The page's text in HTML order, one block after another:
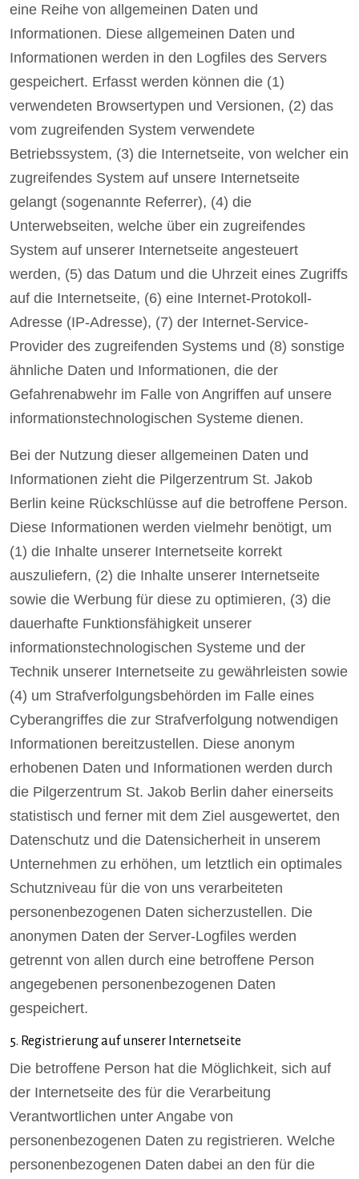
eine Reihe von allgemeinen Daten und
Informationen. Diese allgemeinen Daten und
Informationen werden in den Logfiles des Servers
gespeichert. Erfasst werden können die (1)
verwendeten Browsertypen und Versionen, (2) das
vom zugreifenden System verwendete
Betriebssystem, (3) die Internetseite, von welcher ein
zugreifendes System auf unsere Internetseite
gelangt (sogenannte Referrer), (4) die
Unterwebseiten, welche über ein zugreifendes
System auf unserer Internetseite angesteuert
werden, (5) das Datum und die Uhrzeit eines Zugriffs
auf die Internetseite, (6) eine Internet-Protokoll-
Adresse (IP-Adresse), (7) der Internet-Service-
Provider des zugreifenden Systems und (8) sonstige
ähnliche Daten und Informationen, die der
Gefahrenabwehr im Falle von Angriffen auf unsere
informationstechnologischen Systeme dienen.
Bei der Nutzung dieser allgemeinen Daten und
Informationen zieht die Pilgerzentrum St. Jakob
Berlin keine Rückschlüsse auf die betroffene Person.
Diese Informationen werden vielmehr benötigt, um
(1) die Inhalte unserer Internetseite korrekt
auszuliefern, (2) die Inhalte unserer Internetseite
sowie die Werbung für diese zu optimieren, (3) die
dauerhafte Funktionsfähigkeit unserer
informationstechnologischen Systeme und der
Technik unserer Internetseite zu gewährleisten sowie
(4) um Strafverfolgungsbehörden im Falle eines
Cyberangriffes die zur Strafverfolgung notwendigen
Informationen bereitzustellen. Diese anonym
erhobenen Daten und Informationen werden durch
die Pilgerzentrum St. Jakob Berlin daher einerseits
statistisch und ferner mit dem Ziel ausgewertet, den
Datenschutz und die Datensicherheit in unserem
Unternehmen zu erhöhen, um letztlich ein optimales
Schutzniveau für die von uns verarbeiteten
personenbezogenen Daten sicherzustellen. Die
anonymen Daten der Server-Logfiles werden
getrennt von allen durch eine betroffene Person
angegebenen personenbezogenen Daten
gespeichert.
5. Registrierung auf unserer Internetseite
Die betroffene Person hat die Möglichkeit, sich auf
der Internetseite des für die Verarbeitung
Verantwortlichen unter Angabe von
personenbezogenen Daten zu registrieren. Welche
personenbezogenen Daten dabei an den für die